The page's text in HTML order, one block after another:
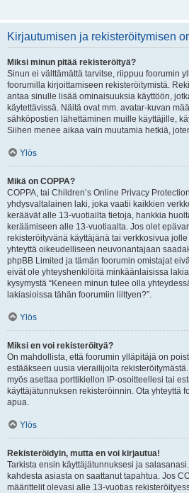
Kirjautumisen ja rekisteröitymisen
Miksi minun pitää rekisteröityä?
Sinun ei välttämättä tarvitse, riippuu foorumin
foorumilla kirjoittamiseen rekisteröitymistä.
antaa sinulle lisää ominaisuuksia käyttöön,
käytettävissä. Näitä ovat mm. avatar-kuvan
sähköpostien lähettäminen muille käyttäjille,
Siihen menee aikaa vain muutamia hetkiä,
Ylös
Mikä on COPPA?
COPPA, tai Children’s Online Privacy
yhdysvaltalainen laki, joka vaatii kaikkien
keräävät alle 13-vuotiailta tietoja, hankkia
keräämiseen alle 13-vuotiaalta. Jos olet
rekisteröityvänä käyttäjänä tai verkkosivua
yhteyttä oikeudelliseen neuvonantajaan
phpBB Limited ja tämän foorumin omistajat
eivät ole yhteyshenkilöitä minkäänlaisissa
kysymystä “Keneen minun tulee olla
lakiasioissa tähän foorumiin liittyen?”.
Ylös
Miksi en voi rekisteröityä?
On mahdollista, että foorumin ylläpitäjä on
estääkseen uusia vierailijoita
myös asettaa porttikiellon IP-osoitteellesi tai
käyttäjätunnuksen rekisteröinnin. Ota yhteyttä
apua.
Ylös
Rekisteröidyin, mutta en voi kirjautua!
Tarkista ensin käyttäjätunnuksesi ja
kahdesta asiasta on saattanut tapahtua. Jos
määrittelit olevasi alle 13-vuotias